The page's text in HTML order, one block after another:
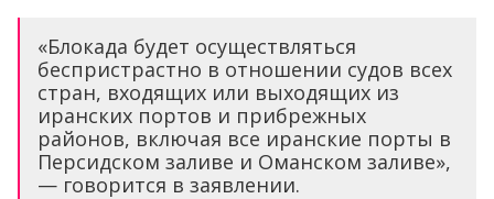
«Блокада будет осуществляться
беспристрастно в отношении судов всех
стран, входящих или выходящих из
иранских портов и прибрежных
районов, включая все иранские порты в
Персидском заливе и Оманском заливе»,
— говорится в заявлении.